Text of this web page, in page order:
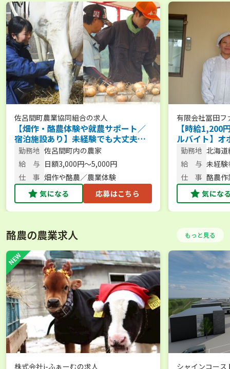
佐呂間町農業協同組合の求人
【畑作・酪農体験や就農サポート／
宿泊施設あり】未経験でも大丈夫！
体験から新規就農まであなたのペー
スで始められます◎
勤務地 佐呂間町内の農家
給 与 日額3,000円～5,000円
仕 事 畑作や酪農／農業体験
気になる
応募はこちら
有限会社冨田フ
【時給1,200
ルバイト】オ
の中で働く
勤務地 北海
給 与 未経
者：
仕 事 酪農
の乳
気にな
酪農の農業求人 もっと見る
株式会社i-ふぁーむの求人 シャインコース